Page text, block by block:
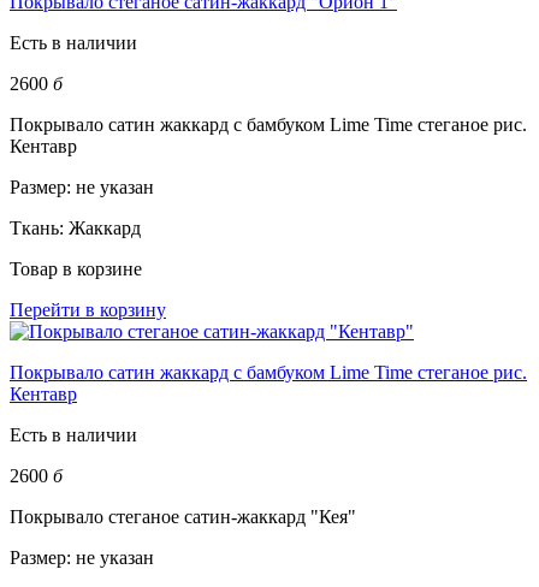
Есть в наличии
2600 б
Покрывало сатин жаккард с бамбуком Lime Time стеганое рис.
Кентавр
Размер: не указан
Ткань: Жаккард
Товар в корзине
Перейти в корзину
Покрывало сатин жаккард с бамбуком Lime Time стеганое рис.
Кентавр
Есть в наличии
2600 б
Покрывало стеганое сатин-жаккард "Кея"
Размер: не указан